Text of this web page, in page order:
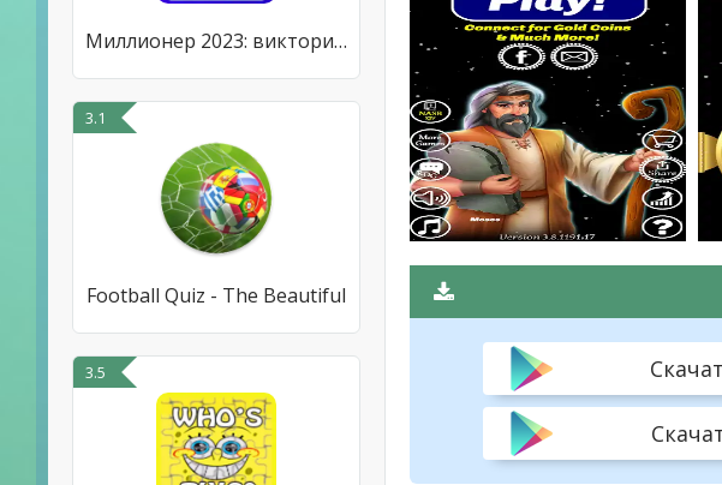
Миллионер 2023: викторина
3.1
Football Quiz - The Beautiful
3.5